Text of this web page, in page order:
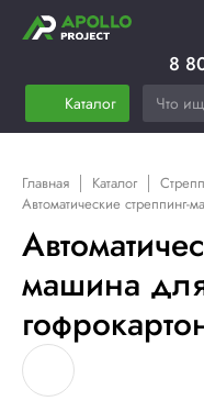
Каталог
8
Главная Каталог
Автоматические стреппинг-
машина